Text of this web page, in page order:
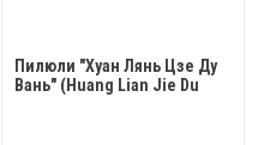
Пилюли "Хуан Лянь Цзе Ду
Вань" (Huang Lian Jie Du